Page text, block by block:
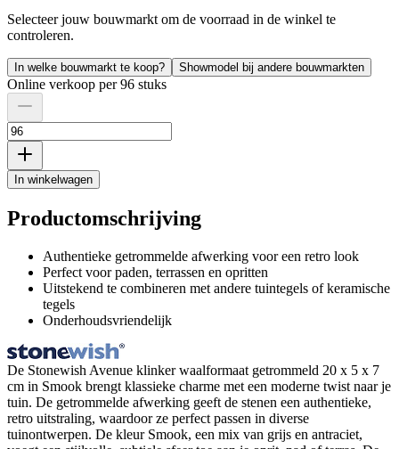
Selecteer jouw bouwmarkt om de voorraad in de winkel te
controleren.
In welke bouwmarkt te koop? Showmodel bij andere bouwmarkten
Online verkoop per 96 stuks
In winkelwagen
Productomschrijving
Authentieke getrommelde afwerking voor een retro look
Perfect voor paden, terrassen en opritten
Uitstekend te combineren met andere tuintegels of keramische
tegels
Onderhoudsvriendelijk
De Stonewish Avenue klinker waalformaat getrommeld 20 x 5 x 7
cm in Smook brengt klassieke charme met een moderne twist naar je
tuin. De getrommelde afwerking geeft de stenen een authentieke,
retro uitstraling, waardoor ze perfect passen in diverse
tuinontwerpen. De kleur Smook, een mix van grijs en antraciet,